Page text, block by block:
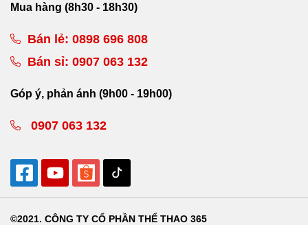
Mua hàng (8h30 - 18h30)
Bán lẻ: 0898 696 808
Bán sỉ: 0907 063 132
Góp ý, phản ánh (9h00 - 19h00)
0907 063 132
©2021. CÔNG TY CỔ PHẦN THỂ THAO 365